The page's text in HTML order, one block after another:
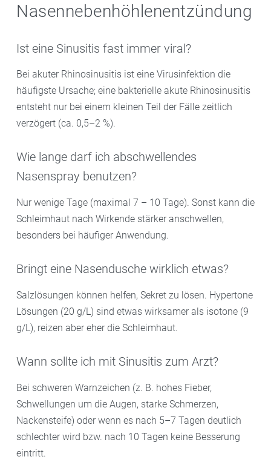
Nasennebenhöhlenentzündung
Ist eine Sinusitis fast immer viral?
Bei akuter Rhinosinusitis ist eine Virusinfektion die
häufigste Ursache; eine bakterielle akute Rhinosinusitis
entsteht nur bei einem kleinen Teil der Fälle zeitlich
verzögert (ca. 0,5–2 %).
Wie lange darf ich abschwellendes
Nasenspray benutzen?
Nur wenige Tage (maximal 7 – 10 Tage). Sonst kann die
Schleimhaut nach Wirkende stärker anschwellen,
besonders bei häufiger Anwendung.
Bringt eine Nasendusche wirklich etwas?
Salzlösungen können helfen, Sekret zu lösen. Hypertone
Lösungen (20 g/L) sind etwas wirksamer als isotone (9
g/L), reizen aber eher die Schleimhaut.
Wann sollte ich mit Sinusitis zum Arzt?
Bei schweren Warnzeichen (z. B. hohes Fieber,
Schwellungen um die Augen, starke Schmerzen,
Nackensteife) oder wenn es nach 5–7 Tagen deutlich
schlechter wird bzw. nach 10 Tagen keine Besserung
eintritt.